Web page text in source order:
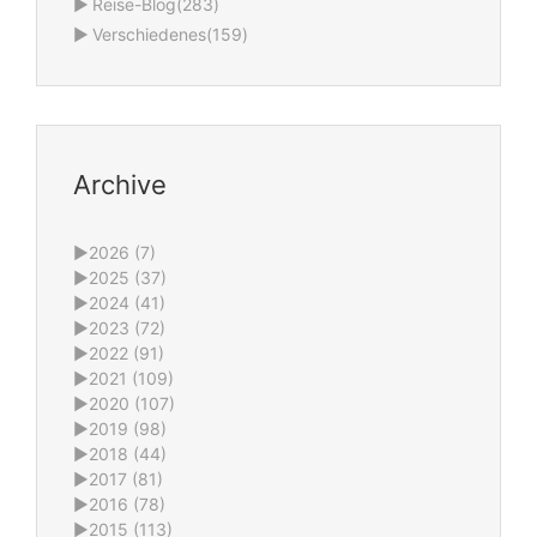
► Reise-Blog(283)
► Verschiedenes(159)
Archive
►2026 (7)
►2025 (37)
►2024 (41)
►2023 (72)
►2022 (91)
►2021 (109)
►2020 (107)
►2019 (98)
►2018 (44)
►2017 (81)
►2016 (78)
►2015 (113)